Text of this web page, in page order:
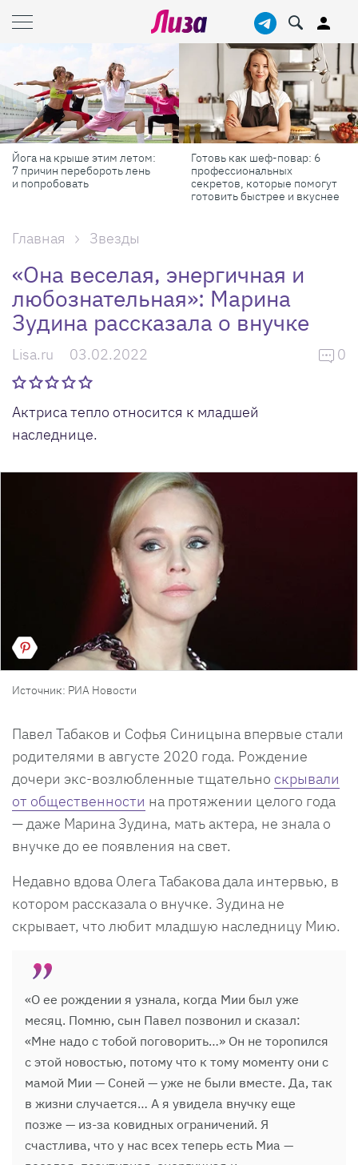
Йога на крыше этим летом:
7 причин перебороть лень
и попробовать
Готовь как шеф-повар: 6
профессиональных
секретов, которые помогут
готовить быстрее и вкуснее
Главная Звезды
«Она веселая, энергичная и
любознательная»: Марина
Зудина рассказала о внучке
Lisa.ru 03.02.2022 0
Актриса тепло относится к младшей
наследнице.
Источник: РИА Новости
Павел Табаков и Софья Синицына впервые стали
родителями в августе 2020 года. Рождение
дочери экс-возлюбленные тщательно скрывали
от общественности на протяжении целого года
— даже Марина Зудина, мать актера, не знала о
внучке до ее появления на свет.
Недавно вдова Олега Табакова дала интервью, в
котором рассказала о внучке. Зудина не
скрывает, что любит младшую наследницу Мию.
«О ее рождении я узнала, когда Мии был уже
месяц. Помню, сын Павел позвонил и сказал:
«Мне надо с тобой поговорить…» Он не торопился
с этой новостью, потому что к тому моменту они с
мамой Мии — Соней — уже не были вместе. Да, так
в жизни случается… А я увидела внучку еще
позже — из-за ковидных ограничений. Я
счастлива, что у нас всех теперь есть Миа —